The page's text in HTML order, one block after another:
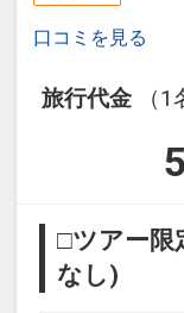
口コミを見る
旅行代金
（
□ツアー限
なし)